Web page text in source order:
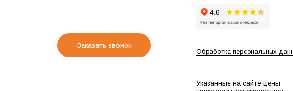
Заказать звонок
Обработка персональных
Указанные на сайте цены